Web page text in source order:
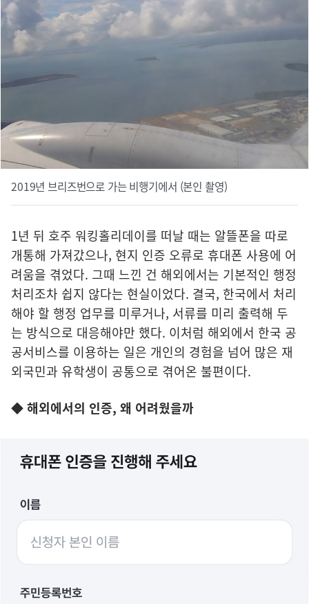
2019년 브리즈번으로 가는 비행기에서 (본인 촬영)
1년 뒤 호주 워킹홀리데이를 떠날 때는 알뜰폰을 따로
개통해 가져갔으나, 현지 인증 오류로 휴대폰 사용에 어
려움을 겪었다. 그때 느낀 건 해외에서는 기본적인 행정
처리조차 쉽지 않다는 현실이었다. 결국, 한국에서 처리
해야 할 행정 업무를 미루거나, 서류를 미리 출력해 두
는 방식으로 대응해야만 했다. 이처럼 해외에서 한국 공
공서비스를 이용하는 일은 개인의 경험을 넘어 많은 재
외국민과 유학생이 공통으로 겪어온 불편이다.
◆ 해외에서의 인증, 왜 어려웠을까